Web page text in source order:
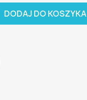
DODAJ DO KOSZYKA